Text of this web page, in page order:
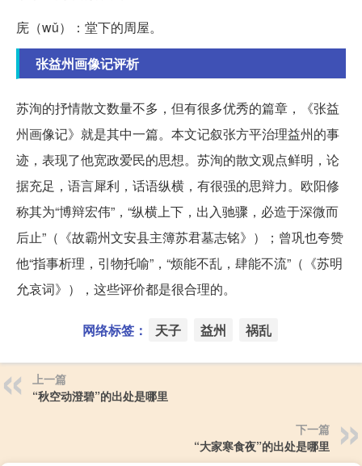
庑（wǔ）：堂下的周屋。
张益州画像记评析
苏洵的抒情散文数量不多，但有很多优秀的篇章，《张益
州画像记》就是其中一篇。本文记叙张方平治理益州的事
迹，表现了他宽政爱民的思想。苏洵的散文观点鲜明，论
据充足，语言犀利，话语纵横，有很强的思辩力。欧阳修
称其为“博辩宏伟”，“纵横上下，出入驰骤，必造于深微而
后止”（《故霸州文安县主簿苏君墓志铭》）；曾巩也夸赞
他“指事析理，引物托喻”，“烦能不乱，肆能不流”（《苏明
允哀词》），这些评价都是很合理的。
网络标签： 天子 益州 祸乱
上一篇
“秋空动澄碧”的出处是哪里
下一篇
“大家寒食夜”的出处是哪里